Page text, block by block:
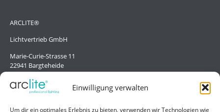
Einwilligung verwalten
Um dir ein optimales Erlebnis zu bieten, verwenden wir Technologien wie
ARCLITE®
Lichtvertrieb GmbH
Marie-Curie-Strasse 11
22941 Bargteheide
Deutschland/Germany
Hilfe